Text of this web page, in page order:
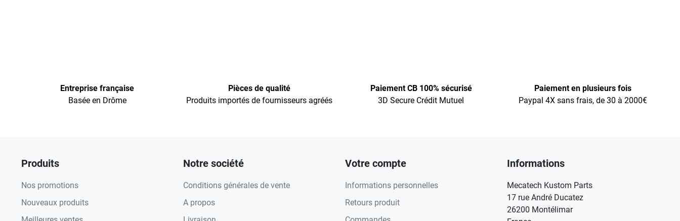
Entreprise française
Basée en Drôme
Pièces de qualité
Produits importés de fournisseurs agréés
Paiement CB 100% sécurisé
3D Secure Crédit Mutuel
Paiement en plusieurs fois
Paypal 4X sans frais, de 30 à 2000€
Produits
Nos promotions
Nouveaux produits
Notre société
Conditions générales de vente
A propos
Votre compte
Informations personnelles
Retours produit
Informations
Mecatech Kustom Parts
17 rue André Ducatez
26200 Montélimar